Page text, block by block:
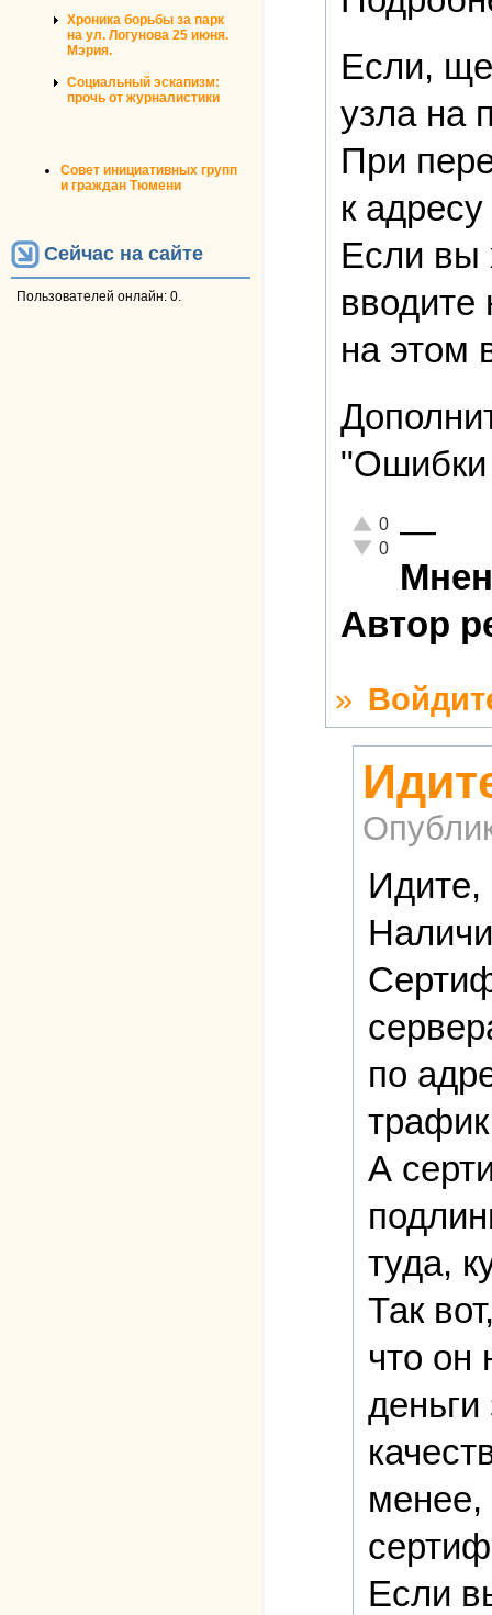
Хроника борьбы за парк
на ул. Логунова 25 июня.
Мэрия.
Социальный эскапизм:
прочь от журналистики
Совет инициативных групп
и граждан Тюмени
Сейчас на сайте
Пользователей онлайн: 0.
Если,
узла на
При
к
Если вы
на этом
"Ошибки
Отлично!
0
Неадекватно!
0 —
Автор
»
Идите,
по
А
туда,
Так
что он
менее,
Если